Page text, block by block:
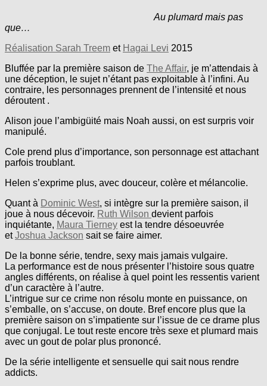
Au plumard mais pas
que…
Réalisation Sarah Treem et Hagai Levi 2015
Bluffée par la première saison de The Affair, je m’attendais à
une déception, le sujet n’étant pas exploitable à l’infini. Au
contraire, les personnages prennent de l’intensité et nous
déroutent .
Alison joue l’ambigüité mais Noah aussi, on est surpris voir
manipulé.
Cole prend plus d’importance, son personnage est attachant
parfois troublant.
Helen s’exprime plus, avec douceur, colère et mélancolie.
Quant à Dominic West, si intègre sur la première saison, il
joue à nous décevoir. Ruth Wilson devient parfois
inquiétante, Maura Tierney est la tendre désoeuvrée
etJoshua Jackson sait se faire aimer.
De la bonne série, tendre, sexy mais jamais vulgaire.
La performance est de nous présenter l’histoire sous quatre
angles différents, on réalise à quel point les ressentis varient
d’un caractère à l’autre.
L’intrigue sur ce crime non résolu monte en puissance, on
s’emballe, on s’accuse, on doute. Bref encore plus que la
première saison on s’impatiente sur l’issue de ce drame plus
que conjugal. Le tout reste encore très sexe et plumard mais
avec un gout de polar plus prononcé.
De la série intelligente et sensuelle qui sait nous rendre
addicts.